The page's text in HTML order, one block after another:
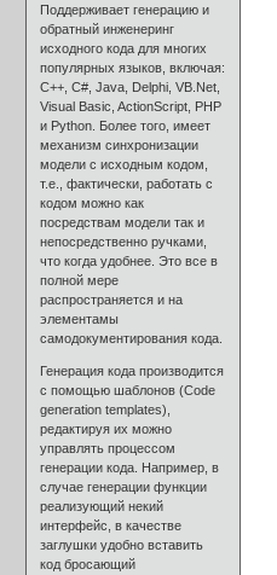
Поддерживает генерацию и
обратный инженеринг
исходного кода для многих
популярных языков, включая:
C++, C#, Java, Delphi, VB.Net,
Visual Basic, ActionScript, PHP
и Python. Более того, имеет
механизм синхронизации
модели с исходным кодом,
т.е., фактически, работать с
кодом можно как
посредствам модели так и
непосредственно ручками,
что когда удобнее. Это все в
полной мере
распространяется и на
элементамы
самодокументирования кода.
Генерация кода производится
с помощью шаблонов (Code
generation templates),
редактируя их можно
управлять процессом
генерации кода. Например, в
случае генерации функции
реализующий некий
интерфейс, в качестве
заглушки удобно вставить
код бросающий